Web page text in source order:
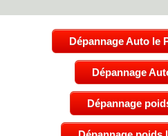
Dépannage Auto le
Dépannage
Dépannage